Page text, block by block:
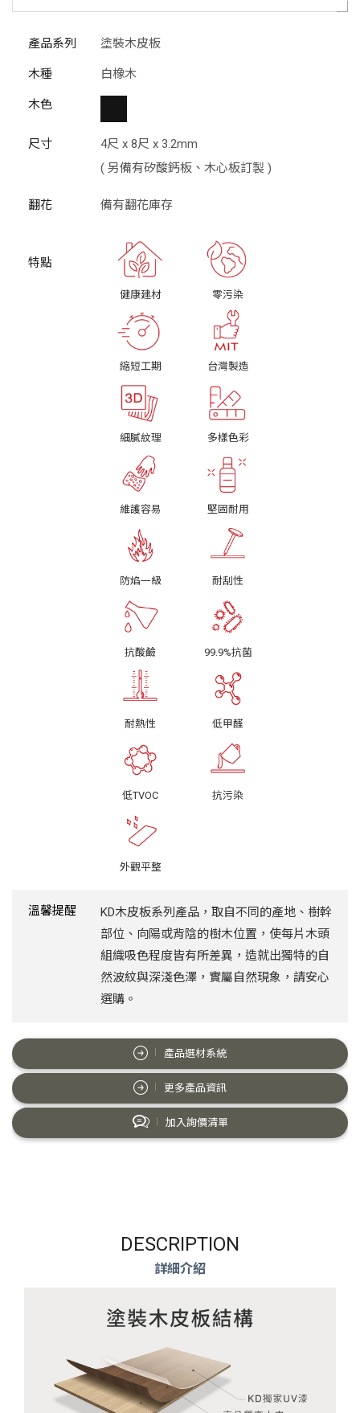
產品系列 塗裝木皮板
木種 白橡木
木色
尺寸
4尺 x 8尺 x 3.2mm
( 另備有矽酸鈣板、木心板訂製 )
翻花 備有翻花庫存
健康建材 零污染
縮短工期 台灣製造
細膩紋理 多樣色彩
維護容易 堅固耐用
防焰一級 耐刮性
抗酸鹼 99.9%抗菌
耐熱性 低甲醛
低TVOC 抗污染
外觀平整
溫馨提醒
KD木皮板系列產品，取自不同的產地、樹幹
部位、向陽或背陰的樹木位置，使每片木頭
組織吸色程度皆有所差異，造就出獨特的自
然波紋與深淺色澤，實屬自然現象，請安心
選購。
產品選材系統
更多產品資訊
加入詢價清單
DESCRIPTION
詳細介紹